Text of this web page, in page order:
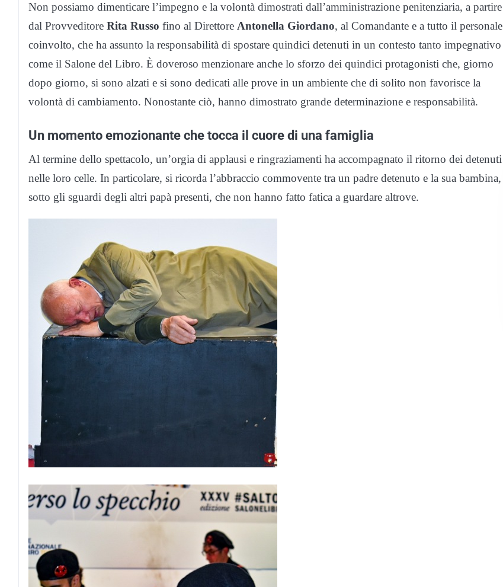
Non possiamo dimenticare l’impegno e la volontà dimostrati dall’amministrazione penitenziaria, a partire
dal Provveditore Rita Russo fino al Direttore Antonella Giordano, al Comandante e a tutto il personale
coinvolto, che ha assunto la responsabilità di spostare quindici detenuti in un contesto tanto impegnativo
come il Salone del Libro. È doveroso menzionare anche lo sforzo dei quindici protagonisti che, giorno
dopo giorno, si sono alzati e si sono dedicati alle prove in un ambiente che di solito non favorisce la
volontà di cambiamento. Nonostante ciò, hanno dimostrato grande determinazione e responsabilità.
Un momento emozionante che tocca il cuore di una famiglia
Al termine dello spettacolo, un’orgia di applausi e ringraziamenti ha accompagnato il ritorno dei detenuti
nelle loro celle. In particolare, si ricorda l’abbraccio commovente tra un padre detenuto e la sua bambina,
sotto gli sguardi degli altri papà presenti, che non hanno fatto fatica a guardare altrove.